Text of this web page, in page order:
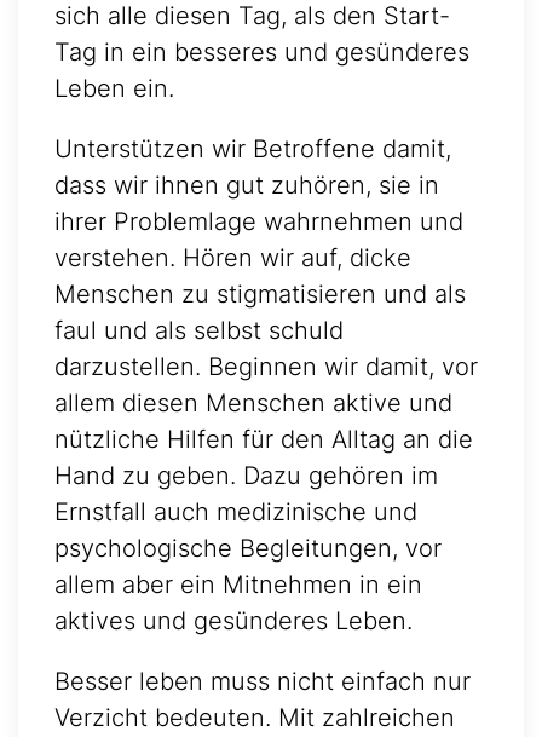
sich alle diesen Tag, als den Start-
Tag in ein besseres und gesünderes
Leben ein.
Unterstützen wir Betroffene damit,
dass wir ihnen gut zuhören, sie in
ihrer Problemlage wahrnehmen und
verstehen. Hören wir auf, dicke
Menschen zu stigmatisieren und als
faul und als selbst schuld
darzustellen. Beginnen wir damit, vor
allem diesen Menschen aktive und
nützliche Hilfen für den Alltag an die
Hand zu geben. Dazu gehören im
Ernstfall auch medizinische und
psychologische Begleitungen, vor
allem aber ein Mitnehmen in ein
aktives und gesünderes Leben.
Besser leben muss nicht einfach nur
Verzicht bedeuten. Mit zahlreichen